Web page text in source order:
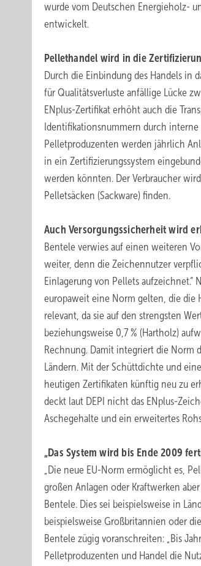
wurde vom Deutschen Energieholz-
entwickelt.
Pellethandel wird in die
Durch die Einbindung des Handels in
für Qualitätsverluste anfällige Lücke
ENplus-Zertifikat erhöht auch die
Identifikationsnummern durch
Pelletproduzenten werden jährlich
in ein Zertifizierungssystem
werden könnten. Der Verbraucher
Pelletsäcken (Sackware) finden.
Auch Versorgungssicherheit wird
Bentele verwies auf einen weiteren
weiter, denn die Zeichennutzer
Einlagerung von Pellets
europaweit eine Norm gelten, die die
relevant, da sie auf den strengsten
beziehungsweise 0,7 % (Hartholz)
Rechnung. Damit integriert die Norm
Ländern. Mit der Schüttdichte und
heutigen Zertifikaten künftig neu zu
deckt laut DEPI nicht das ENplus-
Aschegehalte und ein erweitertes
„Das System wird bis Ende 2009
„Die neue EU-Norm ermöglicht es,
großen Anlagen oder Kraftwerken
Bentele. Dies sei beispielsweise in
beispielsweise Großbritannien oder
Bentele zügig voranschreiten: „Bis
Pelletproduzenten und Handel die